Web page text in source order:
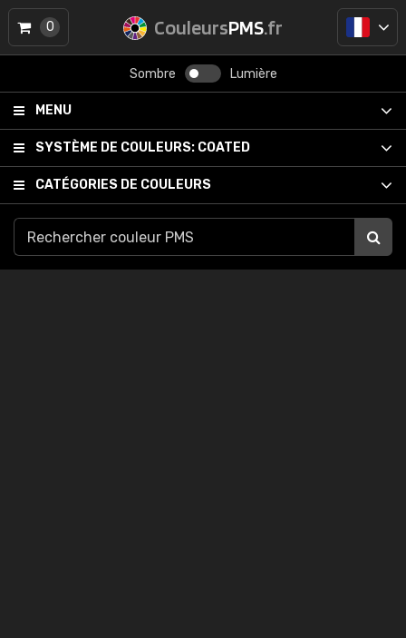
CouleursPMS.fr
Sombre Lumière
MENU
SYSTÈME DE COULEURS: COATED
CATÉGORIES DE COULEURS
0